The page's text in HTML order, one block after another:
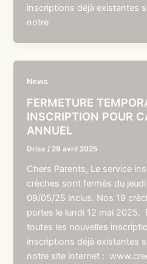
inscriptions déjà existantes
notre
News
FERMETURE
INSCRIPTION POUR
ANNUEL
Driss / 29 avril 2025
Chers Parents, Le service
crèches sont fermés du
09/05/25 inclus. Nos 19
portes le lundi 12 mai 2025.
toutes les nouvelles
inscriptions déjà existantes
notre site internet :